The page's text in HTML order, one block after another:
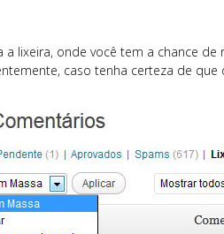
lixeira, onde você tem a chance
caso tenha certeza de que